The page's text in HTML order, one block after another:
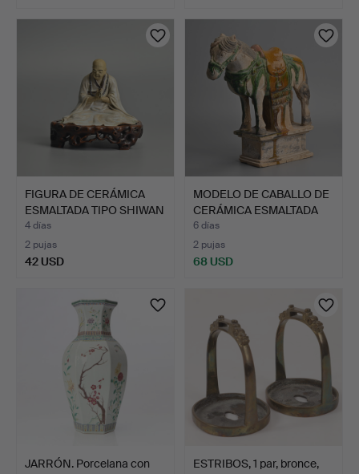
FIGURA DE CERÁMICA
ESMALTADA TIPO SHIWAN
D…
4 días
2 pujas
42 USD
MODELO DE CABALLO DE
CERÁMICA ESMALTADA
CH…
6 días
2 pujas
68 USD
JARRÓN. Porcelana con
ESTRIBOS, 1 par, bronce,